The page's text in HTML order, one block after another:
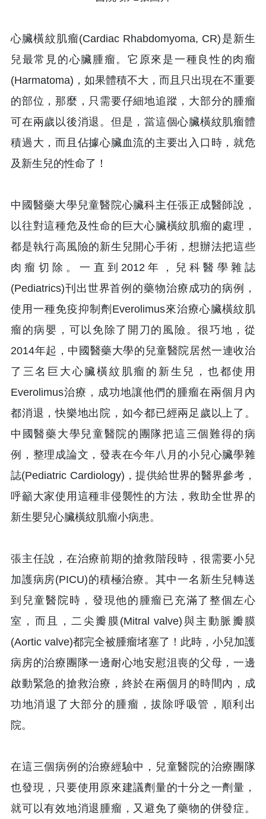
心臟橫紋肌瘤(Cardiac Rhabdomyoma, CR)是新生
兒最常見的心臟腫瘤。它原來是一種良性的肉瘤
(Harmatoma)，如果體積不大，而且只出現在不重要
的部位，那麼，只需要仔細地追蹤，大部分的腫瘤
可在兩歲以後消退。但是，當這個心臟橫紋肌瘤體
積過大，而且佔據心臟血流的主要出入口時，就危
及新生兒的性命了！
中國醫藥大學兒童醫院心臟科主任張正成醫師說，
以往對這種危及性命的巨大心臟橫紋肌瘤的處理，
都是執行高風險的新生兒開心手術，想辦法把這些
肉瘤切除。一直到2012年，兒科醫學雜誌
(Pediatrics)刊出世界首例的藥物治療成功的病例，
使用一種免疫抑制劑Everolimus來治療心臟橫紋肌
瘤的病嬰，可以免除了開刀的風險。很巧地，從
2014年起，中國醫藥大學的兒童醫院居然一連收治
了三名巨大心臟橫紋肌瘤的新生兒，也都使用
Everolimus治療，成功地讓他們的腫瘤在兩個月內
都消退，快樂地出院，如今都已經兩足歲以上了。
中國醫藥大學兒童醫院的團隊把這三個難得的病
例，整理成論文，發表在今年八月的小兒心臟學雜
誌(Pediatric Cardiology)，提供給世界的醫界參考，
呼籲大家使用這種非侵襲性的方法，救助全世界的
新生嬰兒心臟橫紋肌瘤小病患。
張主任說，在治療前期的搶救階段時，很需要小兒
加護病房(PICU)的積極治療。其中一名新生兒轉送
到兒童醫院時，發現他的腫瘤已充滿了整個左心
室，而且，二尖瓣膜(Mitral valve)與主動脈瓣膜
(Aortic valve)都完全被腫瘤堵塞了！此時，小兒加護
病房的治療團隊一邊耐心地安慰沮喪的父母，一邊
啟動緊急的搶救治療，終於在兩個月的時間內，成
功地消退了大部分的腫瘤，拔除呼吸管，順利出
院。
在這三個病例的治療經驗中，兒童醫院的治療團隊
也發現，只要使用原來建議劑量的十分之一劑量，
就可以有效地消退腫瘤，又避免了藥物的併發症。